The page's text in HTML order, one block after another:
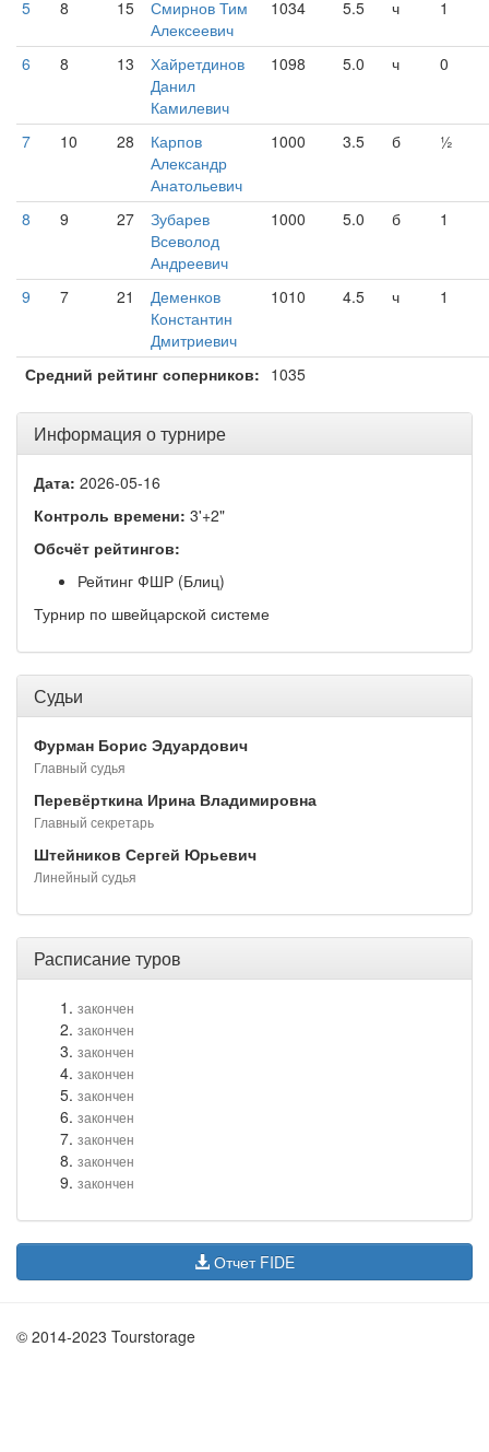
5 8 15
Смирнов Тим
Алексеевич
1034 5.5 ч 1
6 8 13
Хайретдинов
Данил
Камилевич
1098 5.0 ч 0
7 10 28
Карпов
Александр
Анатольевич
1000 3.5 б ½
8 9 27
Зубарев
Всеволод
Андреевич
1000 5.0 б 1
9 7 21
Деменков
Константин
Дмитриевич
1010 4.5 ч 1
Средний рейтинг соперников: 1035
Информация о турнире
Дата: 2026-05-16
Контроль времени: 3'+2"
Обсчёт рейтингов:
Рейтинг ФШР (Блиц)
Турнир по швейцарской системе
Судьи
Фурман Борис Эдуардович
Главный судья
Перевёрткина Ирина Владимировна
Главный секретарь
Штейников Сергей Юрьевич
Линейный судья
Расписание туров
закончен
закончен
закончен
закончен
закончен
закончен
закончен
закончен
закончен
Отчет FIDE
© 2014-2023 Tourstorage